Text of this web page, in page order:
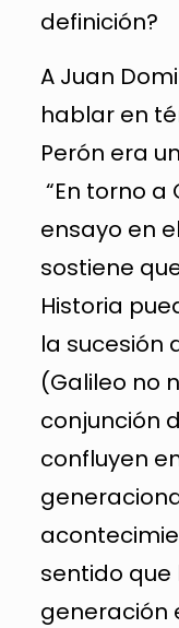
definición?
A Juan
hablar en
Perón era
“En torno a
ensayo en
sostiene
Historia
la sucesión
(Galileo no
conjunción
confluyen
sentido que
generación